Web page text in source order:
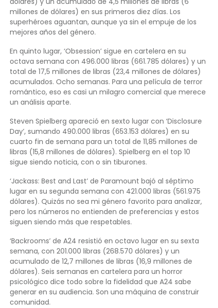
millones de dólares) en sus primeros diez días. Los
superhéroes aguantan, aunque ya sin el empuje de los
mejores años del género.
En quinto lugar, ‘Obsession’ sigue en cartelera en su
octava semana con 496.000 libras (661.785 dólares) y un
total de 17,5 millones de libras (23,4 millones de dólares)
acumulados. Ocho semanas. Para una película de terror
romántico, eso es casi un milagro comercial que merece
un análisis aparte.
Steven Spielberg apareció en sexto lugar con ‘Disclosure
Day’, sumando 490.000 libras (653.153 dólares) en su
cuarto fin de semana para un total de 11,85 millones de
libras (15,8 millones de dólares). Spielberg en el top 10
sigue siendo noticia, con o sin tiburones.
‘Jackass: Best and Last’ de Paramount bajó al séptimo
lugar en su segunda semana con 421.000 libras (561.975
dólares). Quizás no sea mi género favorito para analizar,
pero los números no entienden de preferencias y estos
siguen siendo más que respetables.
‘Backrooms’ de A24 resistió en octavo lugar en su sexta
semana, con 201.000 libras (268.570 dólares) y un
acumulado de 12,7 millones de libras (16,9 millones de
dólares). Seis semanas en cartelera para un horror
psicológico dice todo sobre la fidelidad que A24 sabe
generar en su audiencia. Son una máquina de construir
comunidad.